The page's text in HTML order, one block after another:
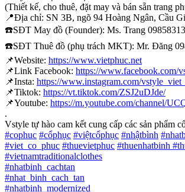
(Thiết kế, cho thuê, đặt may và bán sẵn trang
📍Địa chỉ: SN 3B, ngõ 94 Hoàng Ngân, Cầu
☎️SĐT May đồ (Founder): Ms. Trang
☎️SĐT Thuê đồ (phụ trách MKT): Mr. Đăng
📌Website: https://www.vietphuc.net
📌Link Facebook: https://www.facebook.com/
📌Insta: https://www.instagram.com/
📌Tiktok: https://vt.tiktok.com/ZSJ2uDJde/
📌Youtube: https://m.youtube.com/channel/
.
Vstyle tự hào cam kết cung cấp các sản phẩm
#cophuc #cổphục #việtcổphục #nhậtbình #
#viet_co_phuc #thuevietphuc #thuenhatbinh #
#vietnamtraditionalclothes
#nhatbinh_cachtan
#nhat_binh_cach_tan
#nhatbinh_modernized